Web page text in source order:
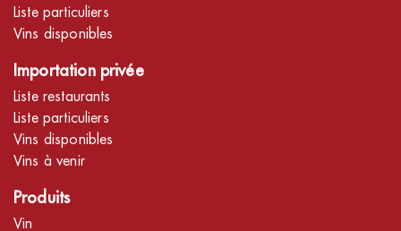
Liste particuliers
Vins disponibles
Importation privée
Liste restaurants
Liste particuliers
Vins disponibles
Vins à venir
Produits
Vin